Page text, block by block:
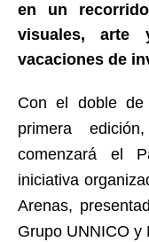
en un
visuales, arte
vacaciones de
Con el doble de
primera
comenzará el
iniciativa
Arenas,
Grupo UNNICO y